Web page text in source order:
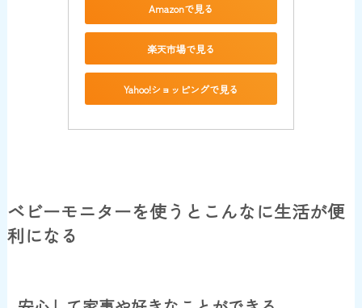
Amazonで見る
楽天市場で見る
Yahoo!ショッピングで見る
ベビーモニターを使うとこんなに生活が便
利になる